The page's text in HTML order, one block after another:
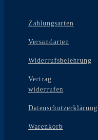
Zahlungsarten
Versandarten
Widerrufsbelehrung
Vertrag
widerrufen
Datenschutzerklärung
Warenkorb